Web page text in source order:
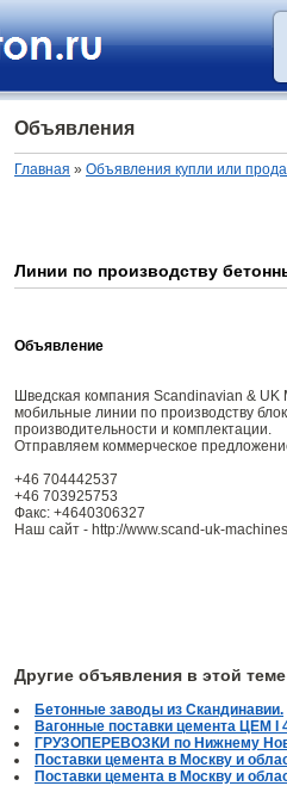
Объявления
Главная » Объявления купли или
Линии по производству
Объявление
Шведская компания Scandinavian & UK
мобильные линии по производству
производительности и комплектации.
Отправляем коммерческое
+46 704442537
+46 703925753
Факс: +4640306327
Наш сайт - http://www.scand-uk-
Другие объявления в этой теме
Бетонные заводы из Скандинавии.
Вагонные поставки цемента ЦЕМ
ГРУЗОПЕРЕВОЗКИ по Нижнему
Поставки цемента в Москву и
Поставки цемента в Москву и